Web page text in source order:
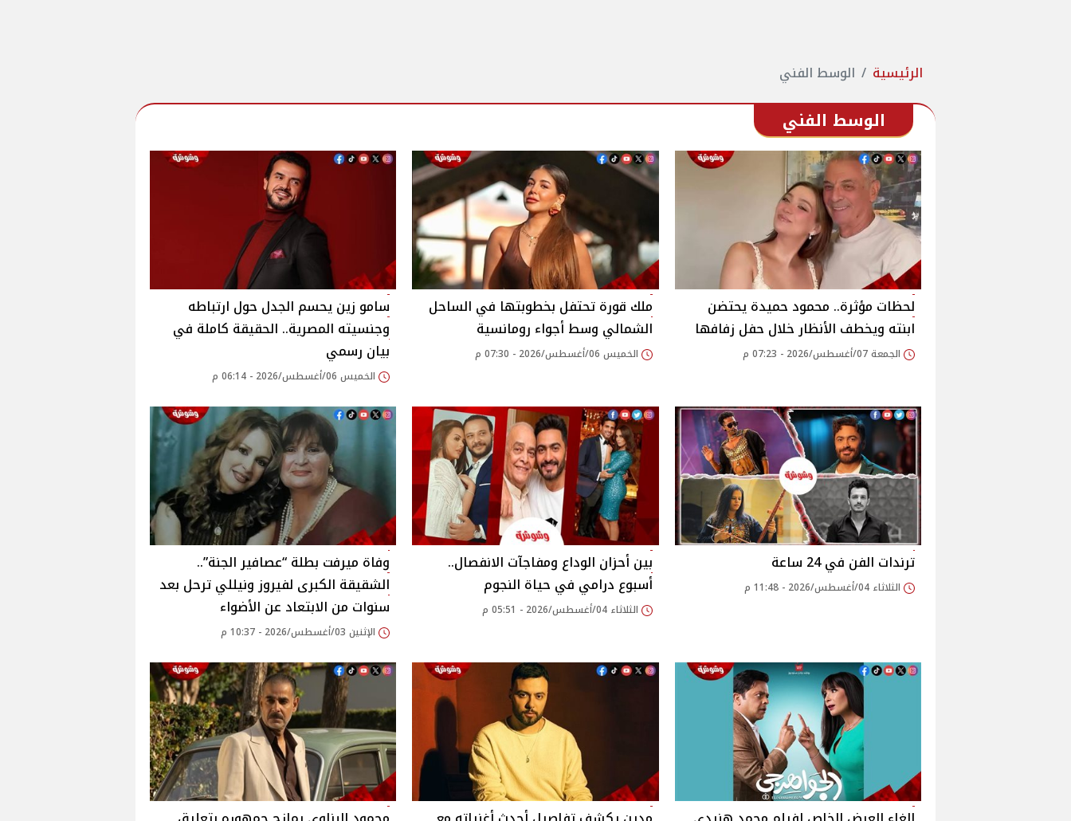
الرئيسية الوسط الفني
الوسط الفني
لحظات مؤثرة.. محمود حميدة يحتضن
ابنته ويخطف الأنظار خلال حفل زفافها
الجمعة 07/أغسطس/2026 - 07:23 م
ملك قورة تحتفل بخطوبتها في الساحل
الشمالي وسط أجواء رومانسية
الخميس 06/أغسطس/2026 - 07:30 م
سامو زين يحسم الجدل حول ارتباطه
وجنسيته المصرية.. الحقيقة كاملة في
بيان رسمي
الخميس 06/أغسطس/2026 - 06:14 م
ترندات الفن في 24 ساعة
الثلاثاء 04/أغسطس/2026 - 11:48 م
بين أحزان الوداع ومفاجآت الانفصال..
أسبوع درامي في حياة النجوم
الثلاثاء 04/أغسطس/2026 - 05:51 م
وفاة ميرفت بطلة “عصافير الجنة”..
الشقيقة الكبرى لفيروز ونيللي ترحل بعد
سنوات من الابتعاد عن الأضواء
الإثنين 03/أغسطس/2026 - 10:37 م